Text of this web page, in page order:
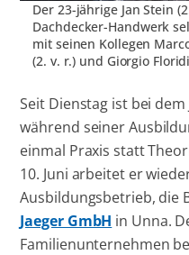
Der 23-jährige Jan Stein
Dachdecker-Handwerk
mit seinen Kollegen
(2. v. r.) und Giorgio
Seit Dienstag ist bei
während seiner
einmal Praxis statt
10. Juni arbeitet er
Ausbildungsbetrieb, die
Jaeger GmbH in Unna.
Familienunternehmen